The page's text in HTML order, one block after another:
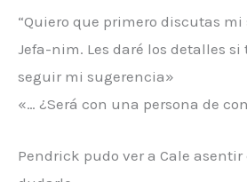
“Quiero que primero discutas
Jefa-nim. Les daré los detalles si
seguir mi sugerencia»
«… ¿Será con una persona de
Pendrick pudo ver a Cale